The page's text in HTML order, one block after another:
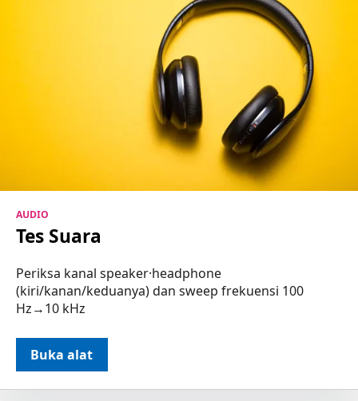
AUDIO
Tes Suara
Periksa kanal speaker·headphone
(kiri/kanan/keduanya) dan sweep frekuensi 100
Hz→10 kHz
Buka alat